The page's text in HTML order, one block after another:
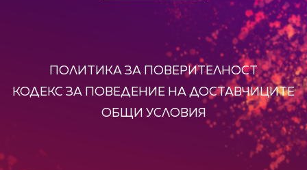
ПОЛИТИКА ЗА ПОВЕРИТЕЛНОСТ
КОДЕКС ЗА ПОВЕДЕНИЕ НА ДОСТАВЧИЦИТЕ
ОБЩИ УСЛОВИЯ